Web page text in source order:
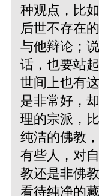
种观点，比
后世不存在
与他辩论；
话，也要站
世间上也有
是非常好，
理的宗派，
纯洁的佛教
有些人，对
教还是非佛
看待纯净的